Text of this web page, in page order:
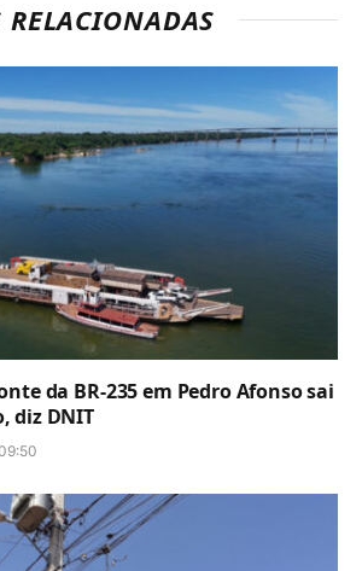
RELACIONADAS
da BR-235 em Pedro Afonso sai
diz DNIT